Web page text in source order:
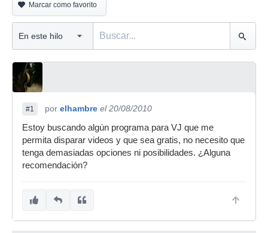
Marcar como favorito
#1 por elhambre el 20/08/2010
Estoy buscando algún programa para VJ que me
permita disparar videos y que sea gratis, no necesito que
tenga demasiadas opciones ni posibilidades. ¿Alguna
recomendación?